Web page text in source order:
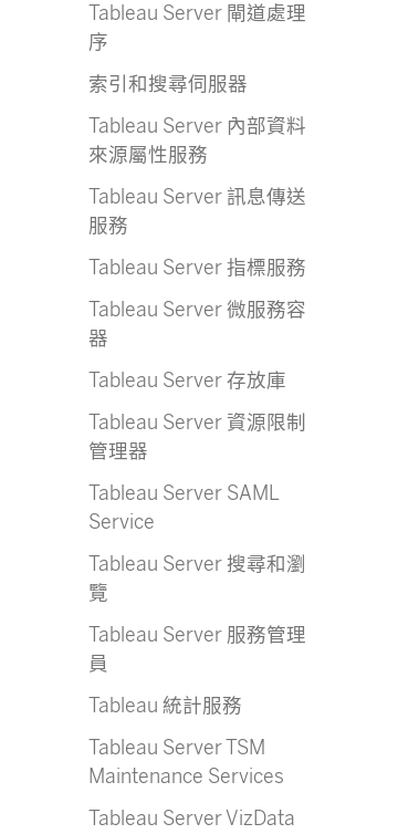
Tableau Server 閘道處理
序
索引和搜尋伺服器
Tableau Server 內部資料
來源屬性服務
Tableau Server 訊息傳送
服務
Tableau Server 指標服務
Tableau Server 微服務容
器
Tableau Server 存放庫
Tableau Server 資源限制
管理器
Tableau Server SAML
Service
Tableau Server 搜尋和瀏
覽
Tableau Server 服務管理
員
Tableau 統計服務
Tableau Server TSM
Maintenance Services
Tableau Server VizData